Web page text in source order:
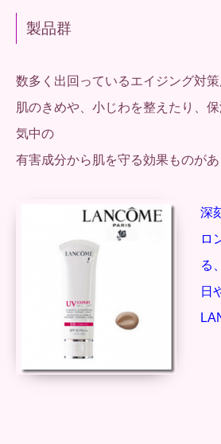
製品群
数多く出回っているエイジング対
肌のきめや、小じわを整えたり、
気中の
有害成分から肌を守る効果ものがあ
深
ロ
る、
日